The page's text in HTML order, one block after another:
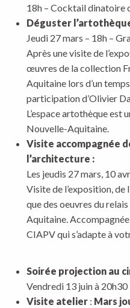
18h – Cocktail dinatoire
Déguster
Jeudi 27 mars – 18h –
Après une visite de
œuvres de la collection
Aquitaine lors d’un
participation d’Olivier
L’espace artothèque est
Nouvelle-Aquitaine.
Visite accompagnée
l’architecture :
Les jeudis 27 mars, 10
Visite de l’exposition, de
que des oeuvres du
Aquitaine.
CIAPV qui s’adapte à
Soirée projection au
Vendredi 13 juin à 20h30
Visite atelier : Mars